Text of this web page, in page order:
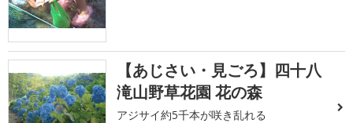
【あじさい・見ごろ】四十八
滝山野草花園 花の森
アジサイ約5千本が咲き乱れる